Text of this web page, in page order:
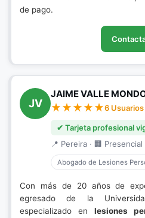
de pago.
JV
JAIME VALLE
6 Usuarios
✔ Tarjeta profesional
📍 Pereira · 🏢
Abogado de Lesiones
Con más de 20 años de
egresado de la
especializado en lesiones